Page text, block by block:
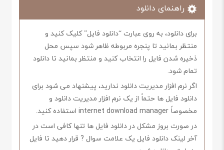
راهنمای دانلود
برای دانلود، به روی عبارت “دانلود فایل” کلیک کنید و
منتظر بمانید تا پنجره مربوطه ظاهر شود سپس محل
ذخیره شدن فایل را انتخاب کنید و منتظر بمانید تا دانلود
تمام شود.
اگر نرم افزار مدیریت دانلود ندارید، پیشنهاد می شود برای
دانلود فایل ها حتماً از یک نرم افزار مدیریت دانلود و
مخصوصاً internet download manager استفاده کنید.
در صورت بروز مشکل در دانلود فایل ها تنها کافی است در
آخر لینک دانلود فایل یک علامت سوال ? قرار دهید تا فایل